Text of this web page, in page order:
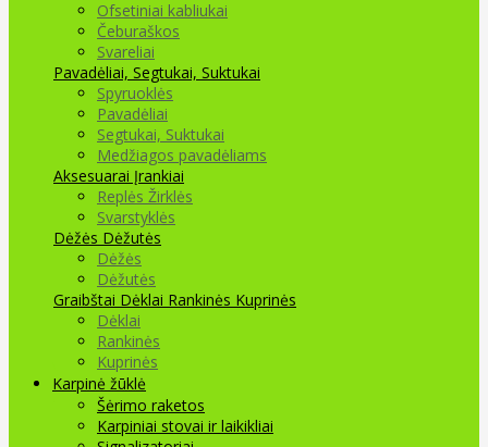
Ofsetiniai kabliukai
Čeburaškos
Svareliai
Pavadėliai, Segtukai, Suktukai
Spyruoklės
Pavadėliai
Segtukai, Suktukai
Medžiagos pavadėliams
Aksesuarai Įrankiai
Replės Žirklės
Svarstyklės
Dėžės Dėžutės
Dėžės
Dėžutės
Graibštai Dėklai Rankinės Kuprinės
Dėklai
Rankinės
Kuprinės
Karpinė žūklė
Šėrimo raketos
Karpiniai stovai ir laikikliai